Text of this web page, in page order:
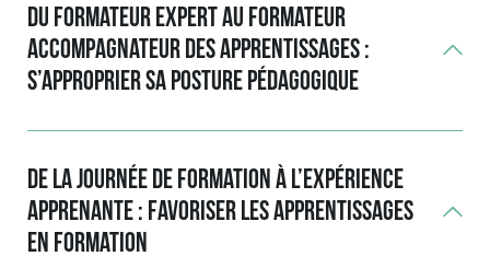
Du formateur expert au formateur
accompagnateur des apprentissages :
s’approprier sa posture pédagogique
De la journée de formation à l’expérience
apprenante : favoriser les apprentissages
en formation